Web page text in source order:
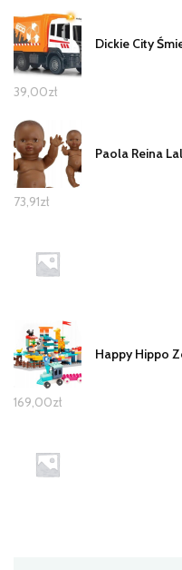
Dickie City
39,00zł
Paola Reina
73,91zł
Happy Hippo
169,00zł